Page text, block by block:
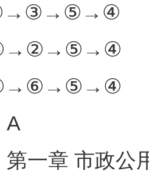
A
第一章 市政